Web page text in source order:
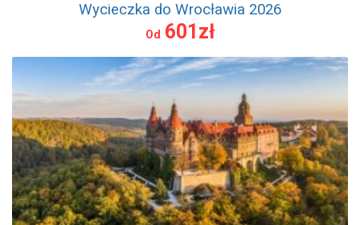
Wycieczka do Wrocławia 2026
Od 601zł